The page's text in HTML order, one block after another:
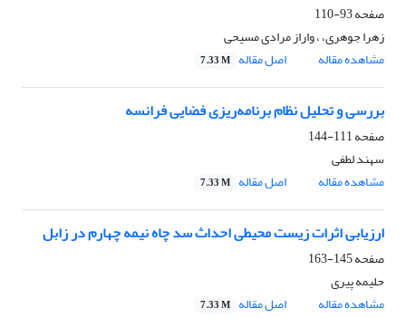
صفحه93-110
زهرا جوهری، ، واراز مرادی مسیحی
مشاهده مقاله
اصل مقاله 7.33 M
بررسی و تحلیل نظام برنامه‌ریزی فضایی فرانسه
صفحه111-144
سهند لطفی
مشاهده مقاله
اصل مقاله 7.33 M
ارزیابی اثرات زیست محیطی احداث سد چاه نیمه چهارم در زابل
صفحه145-163
حلیمه پیری
مشاهده مقاله
اصل مقاله 7.33 M